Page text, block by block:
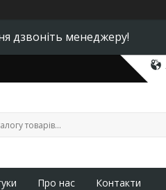
дзвоніть менеджеру!
Про нас Контакти